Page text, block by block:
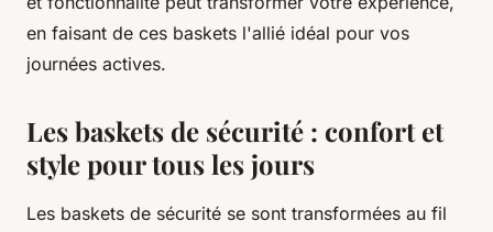
en faisant de ces baskets l'allié idéal pour vos
journées actives.
Les baskets de sécurité : confort et
style pour tous les jours
Les baskets de sécurité se sont transformées au fil